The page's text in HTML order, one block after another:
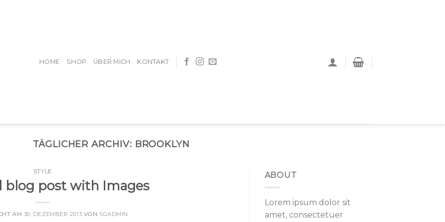
HOME SHOP ÜBER MICH KONTAKT
TÄGLICHER ARCHIV: BROOKLYN
STYLE
blog post with Images
AM 30. DEZEMBER 2013 VON SGADMIN
ABOUT
Lorem ipsum dolor sit
amet, consectetuer